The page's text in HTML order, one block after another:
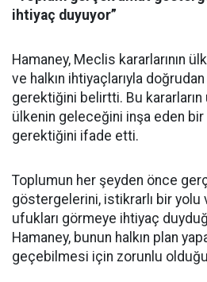
ihtiyaç duyuyor”
Hamaney, Meclis kararlarının
ve halkın ihtiyaçlarıyla doğrudan
gerektiğini belirtti. Bu kararların
ülkenin geleceğini inşa eden bir
gerektiğini ifade etti.
Toplumun her şeyden önce
göstergelerini, istikrarlı bir yolu
ufukları görmeye ihtiyaç
Hamaney, bunun halkın plan
geçebilmesi için zorunlu